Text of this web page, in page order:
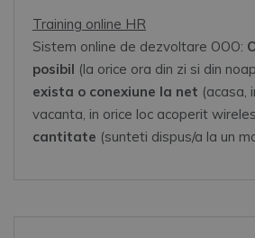
Training online HR
Sistem online de dezvoltare OOO:
posibil (la orice ora din zi si din
exista o conexiune la net (acasa,
vacanta, in orice loc acoperit
cantitate (sunteti dispus/a la un